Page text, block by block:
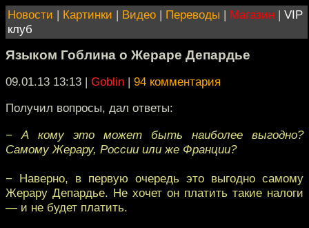
Новости | Картинки | Видео | Переводы | Магазин | VIP
клуб
Языком Гоблина о Жераре Депардье
09.01.13 13:13 | Goblin | 94 комментария
Получил вопросы, дал ответы:
− А кому это может быть наиболее выгодно?
Самому Жерару, России или же Франции?
− Наверно, в первую очередь это выгодно самому
Жерару Депардье. Не хочет он платить такие налоги
— и не будет платить.